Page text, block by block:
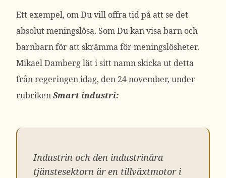
Ett exempel, om Du vill offra tid på att se det
absolut meningslösa. Som Du kan visa barn och
barnbarn för att skrämma för meningslösheter.
Mikael Damberg lät i sitt namn skicka ut detta
från regeringen idag, den 24 november, under
rubrikenSmart industri:
Industrin och den industrinära
tjänstesektorn är en tillväxtmotor i